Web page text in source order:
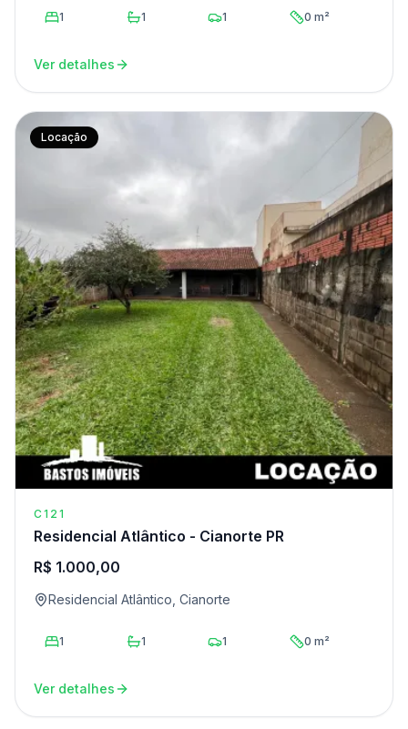
1 1 1 0 m²
Ver detalhes
Locação
C121
Residencial Atlântico - Cianorte PR
R$ 1.000,00
Residencial Atlântico, Cianorte
1 1 1 0 m²
Ver detalhes